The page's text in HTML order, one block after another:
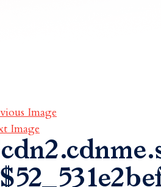
Image
Image